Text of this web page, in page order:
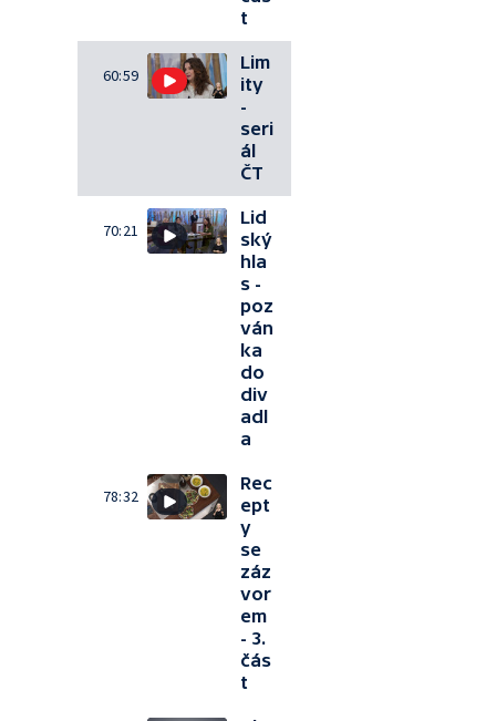
t
60:59
Lim
ity
-
seri
ál
ČT
70:21
Lid
ský
hla
s -
poz
ván
ka
do
div
adl
a
78:32
Rec
ept
y
se
záz
vor
em
- 3.
čás
t